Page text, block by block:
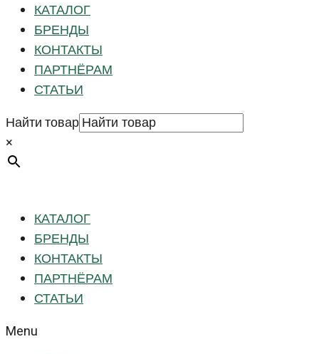
КАТАЛОГ
БРЕНДЫ
КОНТАКТЫ
ПАРТНЁРАМ
СТАТЬИ
Найти товар
×
КАТАЛОГ
БРЕНДЫ
КОНТАКТЫ
ПАРТНЁРАМ
СТАТЬИ
Menu